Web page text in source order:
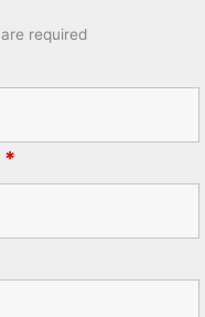
are required
*